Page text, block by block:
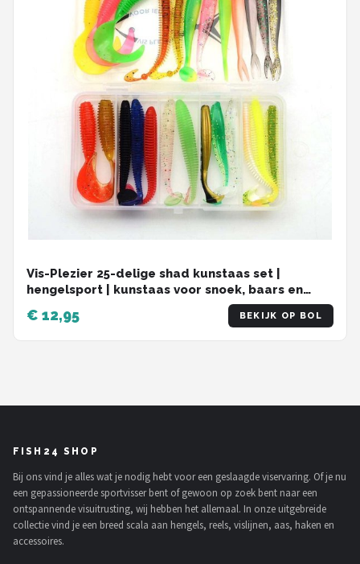
Vis-Plezier 25-delige shad kunstaas set |
hengelsport | kunstaas voor snoek, baars en
€ 12,95 BEKIJK OP BOL
FISH24 SHOP
Bij ons vind je alles wat je nodig hebt voor een geslaagde viservaring. Of je nu
een gepassioneerde sportvisser bent of gewoon op zoek bent naar een
ontspannende visuitrusting, wij hebben het allemaal. In onze uitgebreide
collectie vind je een breed scala aan hengels, reels, vislijnen, aas, haken en
accessoires.